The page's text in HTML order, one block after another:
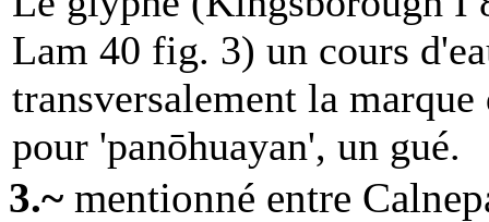
Lam 40 fig. 3) un cours
transversalement la marque
pour 'panōhuayan', un gué.
3.~ mentionné entre